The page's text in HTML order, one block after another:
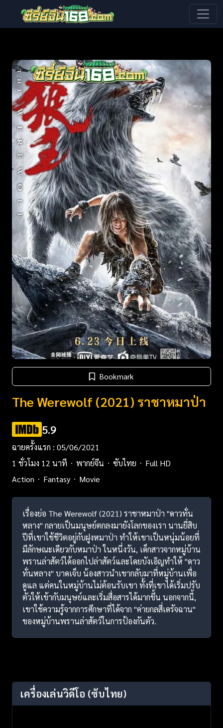
Bookmark
The Werewolf (2021) ราชาหมาป่า
5.9
ฉายครั้งแรก : 05/06/2021
1 ชั่วโมง 12 นาที
พากย์จีน ซับไทย
Full HD
Action
Fantasy Movie
เรื่องย่อ The Werewolf (2021) ราชาหมาป่า "ดาวทั่น
หลาง" กลายเป็นมนุษย์ตกลงมายังโลกของเรา นานยี่สิบ
ปีที่เขาใช้ชีวิตอยู่กับฝูงหมาป่า ทำให้เขาเป็นหนุ่มน้อยที่
มีลักษณะเดียวกับหมาป่า ในหนึ่งวัน, เด็กสาวจากหมู่บ้าน
พรานล่าสัตว์ได้ออกไปล่าสัตว์และโดยบังเอิญทำให้ "ดาว
ทั่นหลาง" บาดเจ็บ น้องสาวนำเขากลับมาที่หมู่บ้านเพื่อ
ดูแล แต่คนในหมู่บ้านไม่ต้อนรับเขา ทั้งที่เขาได้เริ่มปรับ
ตัวให้เข้ากับมนุษย์และเริ่มสื่อสารได้มากขึ้น นอกจากนี้,
เขาใช้ความรู้จากการศึกษาที่ได้จาก "ค่ายกลสี่เดรัจฉาน"
ของหมู่บ้านพรานล่าสัตว์ในการป้องกันตัว.
เครื่องเล่นวิดีโอ (ซับไทย)